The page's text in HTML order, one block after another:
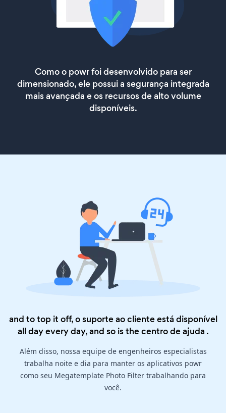
Como o powr foi desenvolvido para ser
dimensionado, ele possui a segurança integrada
mais avançada e os recursos de alto volume
disponíveis.
and to top it off, o suporte ao cliente está disponível
all day every day, and so is thecentro de ajuda .
Além disso, nossa equipe de engenheiros especialistas
trabalha noite e dia para manter os aplicativos powr
como seu Megatemplate Photo Filter trabalhando para
você.